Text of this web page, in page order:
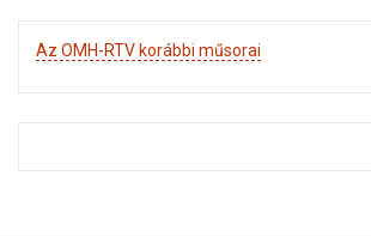
Az OMH-RTV korábbi műsorai